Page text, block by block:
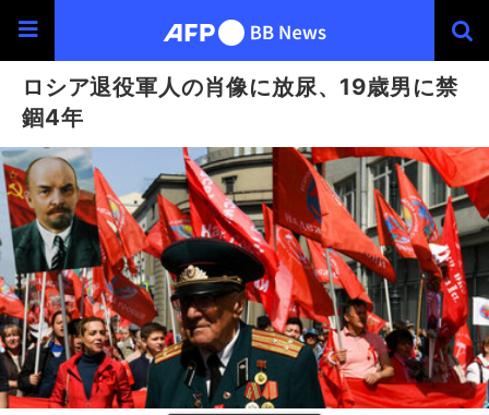
ロシア退役軍人の肖像に放尿、19歳男に禁
錮4年